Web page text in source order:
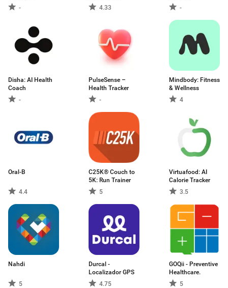
-
4.33
-
Disha: AI Health
Coach
-
PulseSense –
Health Tracker
-
Mindbody: Fitness
& Wellness
4
Oral-B
4.4
C25K® Couch to
5K: Run Trainer
5
Virtuafood: AI
Calorie Tracker
3.5
Nahdi
5
Durcal -
Localizador GPS
4.75
GOQii - Preventive
Healthcare.
5